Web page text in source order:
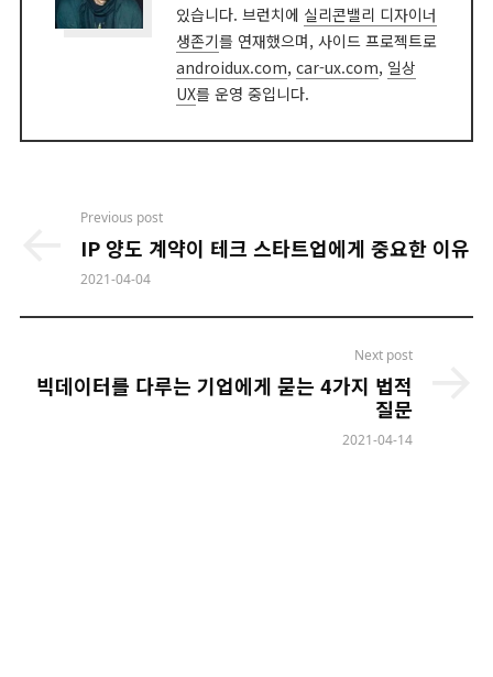
있습니다. 브런치에 실리콘밸리 디자이너
생존기를 연재했으며, 사이드 프로젝트로
androidux.com, car-ux.com, 일상
UX를 운영 중입니다.
navigation
Previous post
IP 양도 계약이 테크 스타트업에게 중요한 이유
2021-04-04
Next post
빅데이터를 다루는 기업에게 묻는 4가지 법적
질문
2021-04-14